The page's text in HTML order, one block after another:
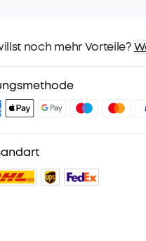
noch mehr Vorteile?
Preise für ausgewähte
Vorteile mit